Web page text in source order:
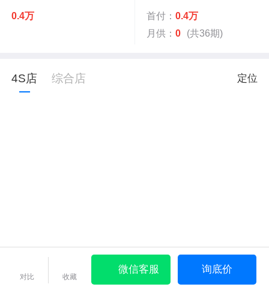
0.4万 首付： 0.4万
月供： 0 (共36期)
4S店 综合店 定位
对比 收藏
微信客服 询底价